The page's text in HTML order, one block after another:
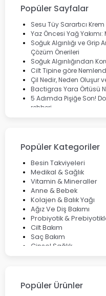
Lansinoh
Cebrolux
Dermoskin
Marvis
Rcfarma
Popüler Sayfalar
Sesu Tüy Sarartıcı
Yaz Öncesi Yağ
Soğuk Algınlığı ve
Çözüm Önerileri
Soğuk Algınlığından
Cilt Tipine göre
Çil Nedir, Neden Oluşur
Bactigras Yara Örtüsü
5 Adımda Pişiğe Son!
rehberi
Çözüm Yolları
Bocavirüs Enfeksiyonu
Deep Flex Topraklama
Mumiyo Nedir?
Popüler Kategoriler
Besin Takviyeleri
Medikal & Sağlık
Vitamin & Mineraller
Anne & Bebek
Kolajen & Balık Yağı
Ağız Ve Diş Bakımı
Probiyotik &
Cilt Bakım
Saç Bakım
Cinsel Sağlık
Popüler Ürünler